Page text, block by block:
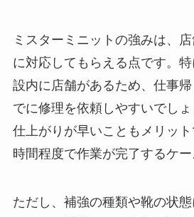
ミスターミニットの強みは、
に対応してもらえる点です。
設内に店舗があるため、仕事
でに修理を依頼しやすいでし
仕上がりが早いこともメリッ
時間程度で作業が完了するケー
ただし、補強の種類や靴の状